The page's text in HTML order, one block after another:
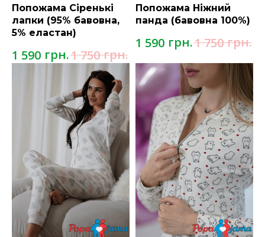
Попожама Сіренькі
лапки (95% бавовна,
5% еластан)
1 590 грн.1 750 грн.
Попожама Ніжний
панда (бавовна 100%)
1 590 грн.1 750 грн.